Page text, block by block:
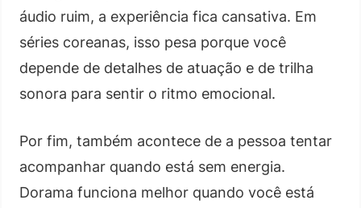
áudio ruim, a experiência fica cansativa. Em
séries coreanas, isso pesa porque você
depende de detalhes de atuação e de trilha
sonora para sentir o ritmo emocional.
Por fim, também acontece de a pessoa tentar
acompanhar quando está sem energia.
Dorama funciona melhor quando você está